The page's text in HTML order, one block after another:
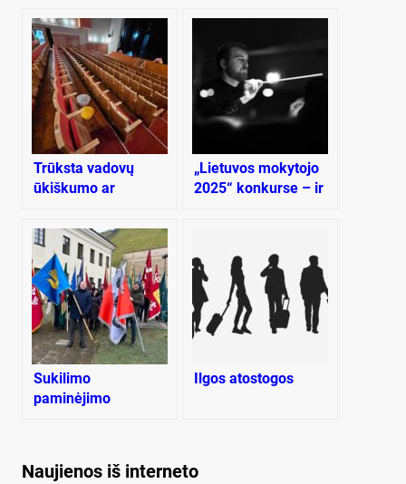
Trūksta vadovų
ūkiškumo ar
„Lietuvos mokytojo
2025“ konkurse – ir
Sukilimo
paminėjimo
Ilgos atostogos
Naujienos iš interneto